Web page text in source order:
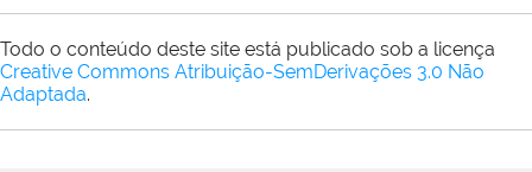
Todo o conteúdo deste site está publicado sob a licença
Creative Commons Atribuição-SemDerivações 3.0 Não
Adaptada.